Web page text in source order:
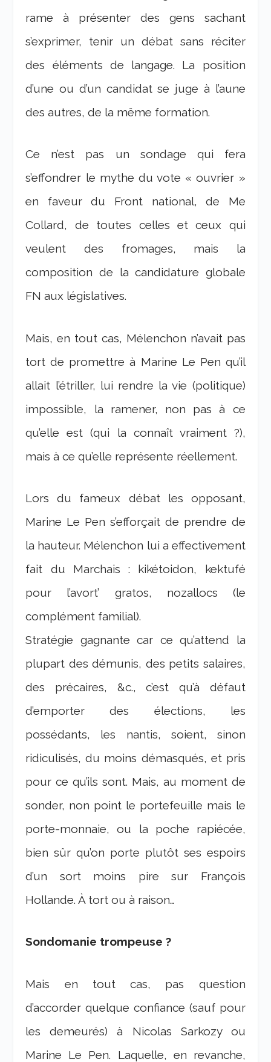
rame à présenter des gens sachant
s’exprimer, tenir un débat sans réciter
des éléments de langage. La position
d’une ou d’un candidat se juge à l’aune
des autres, de la même formation.
Ce n’est pas un sondage qui fera
s’effondrer le mythe du vote « ouvrier »
en faveur du Front national, de Me
Collard, de toutes celles et ceux qui
veulent des fromages, mais la
composition de la candidature globale
FN aux législatives.
Mais, en tout cas, Mélenchon n’avait pas
tort de promettre à Marine Le Pen qu’il
allait l’étriller, lui rendre la vie (politique)
impossible, la ramener, non pas à ce
qu’elle est (qui la connaît vraiment ?),
mais à ce qu’elle représente réellement.
Lors du fameux débat les opposant,
Marine Le Pen s’efforçait de prendre de
la hauteur. Mélenchon lui a effectivement
fait du Marchais : kikétoidon, kektufé
pour l’avort’ gratos, nozallocs (le
complément familial).
Stratégie gagnante car ce qu’attend la
plupart des démunis, des petits salaires,
des précaires, &c., c’est qu’à défaut
d’emporter des élections, les
possédants, les nantis, soient, sinon
ridiculisés, du moins démasqués, et pris
pour ce qu’ils sont. Mais, au moment de
sonder, non point le portefeuille mais le
porte-monnaie, ou la poche rapiécée,
bien sûr qu’on porte plutôt ses espoirs
d’un sort moins pire sur François
Hollande. À tort ou à raison…
Sondomanie trompeuse ?
Mais en tout cas, pas question
d’accorder quelque confiance (sauf pour
les demeurés) à Nicolas Sarkozy ou
Marine Le Pen. Laquelle, en revanche,